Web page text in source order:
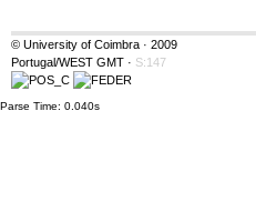
© University of Coimbra · 2009
Portugal/WEST GMT · S:147
Parse Time: 0.040s